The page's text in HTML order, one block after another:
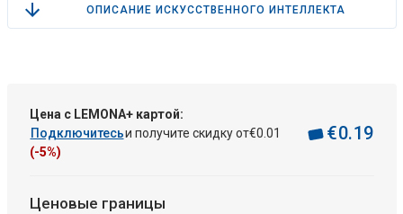
ОПИСАНИЕ ИСКУССТВЕННОГО ИНТЕЛЛЕКТА
Цена с LEMONA+ картой:
Подключитесьи получите скидку от€0 01
(-5%)
€0.19
Ценовые границы